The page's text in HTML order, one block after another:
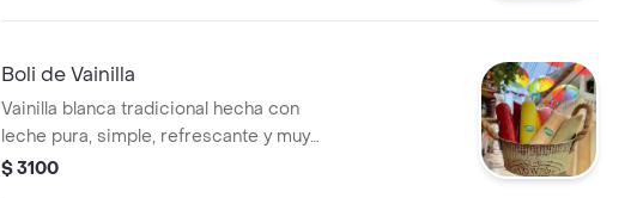
Boli de Vainilla
Vainilla blanca tradicional hecha con
leche pura, simple, refrescante y muy
cremosa.
$ 3100